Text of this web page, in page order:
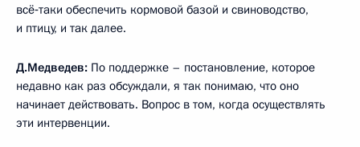
всё‑таки обеспечить кормовой базой и свиноводство,
и птицу, и так далее.
Д.Медведев: По поддержке – постановление, которое
недавно как раз обсуждали, я так понимаю, что оно
начинает действовать. Вопрос в том, когда осуществлять
эти интервенции.